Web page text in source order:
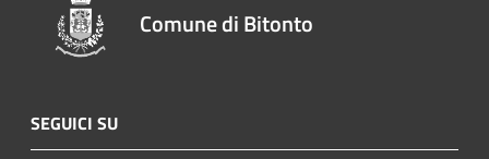
Comune di Bitonto
SEGUICI SU